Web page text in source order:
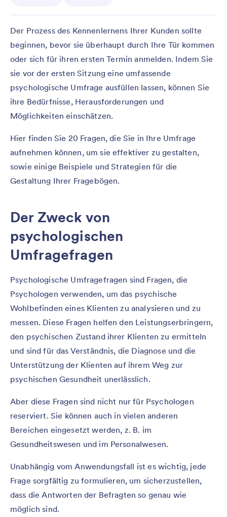
Der Prozess des Kennenlernens Ihrer Kunden sollte
beginnen, bevor sie überhaupt durch Ihre Tür kommen
oder sich für ihren ersten Termin anmelden. Indem Sie
sie vor der ersten Sitzung eine umfassende
psychologische Umfrage ausfüllen lassen, können Sie
ihre Bedürfnisse, Herausforderungen und
Möglichkeiten einschätzen.
Hier finden Sie 20 Fragen, die Sie in Ihre Umfrage
aufnehmen können, um sie effektiver zu gestalten,
sowie einige Beispiele und Strategien für die
Gestaltung Ihrer Fragebögen.
Der Zweck von
psychologischen
Umfragefragen
Psychologische Umfragefragen sind Fragen, die
Psychologen verwenden, um das psychische
Wohlbefinden eines Klienten zu analysieren und zu
messen. Diese Fragen helfen den Leistungserbringern,
den psychischen Zustand ihrer Klienten zu ermitteln
und sind für das Verständnis, die Diagnose und die
Unterstützung der Klienten auf ihrem Weg zur
psychischen Gesundheit unerlässlich.
Aber diese Fragen sind nicht nur für Psychologen
reserviert. Sie können auch in vielen anderen
Bereichen eingesetzt werden, z. B. im
Gesundheitswesen und im Personalwesen.
Unabhängig vom Anwendungsfall ist es wichtig, jede
Frage sorgfältig zu formulieren, um sicherzustellen,
dass die Antworten der Befragten so genau wie
möglich sind.